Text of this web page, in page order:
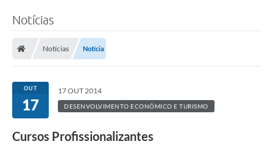
Notícias
Notícias Notícia
OUT
17
17 OUT 2014
DESENVOLVIMENTO ECONÔMICO E TURISMO
Cursos Profissionalizantes